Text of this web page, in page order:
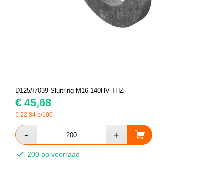
D125/I7039 Sluitring M16 140HV THZ
€ 45,68
€22,84 p/100
200 op voorraad